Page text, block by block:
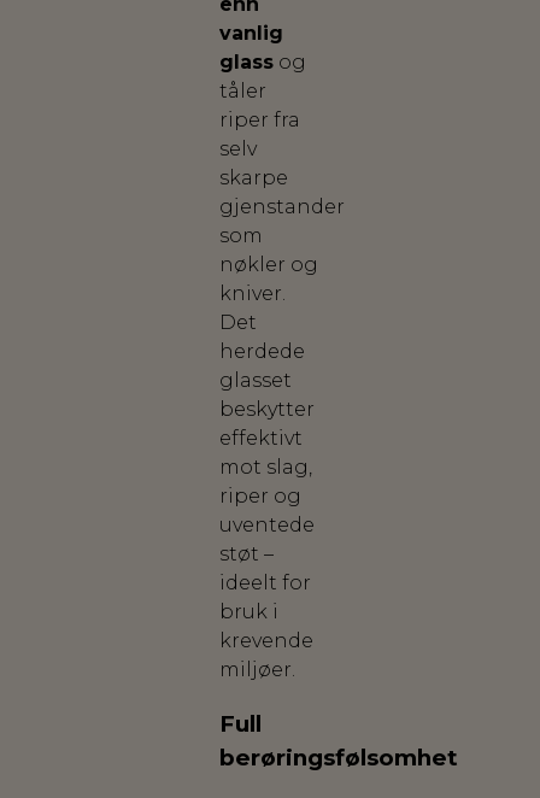
vanlig
glass og
tåler
riper fra
selv
skarpe
gjenstander
som
nøkler og
kniver.
Det
herdede
glasset
beskytter
effektivt
mot slag,
riper og
uventede
støt –
ideelt for
bruk i
krevende
miljøer.
Full
berøringsfølsomhet